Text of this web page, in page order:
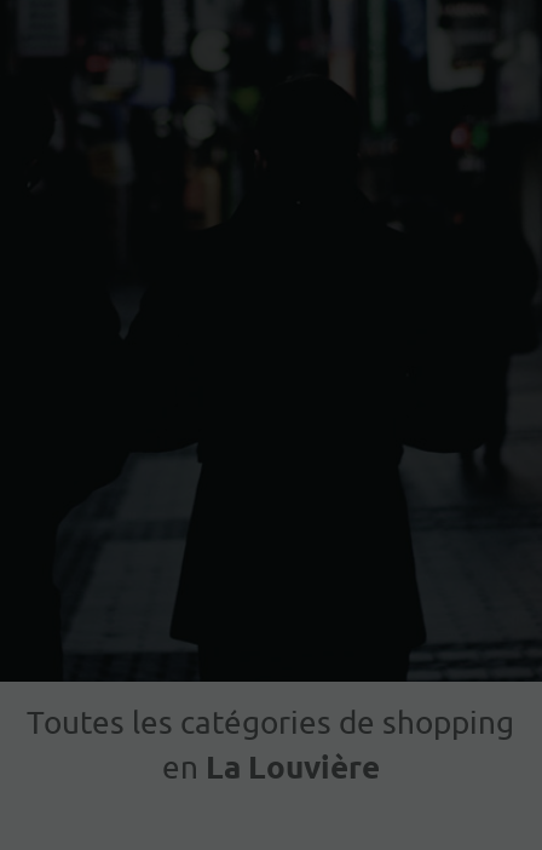
Toutes les catégories de shopping
en La Louvière